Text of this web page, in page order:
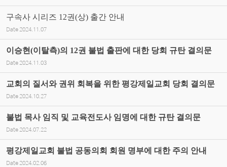
구속사 시리즈 12권(상) 출간 안내
Date 2024.11.07
이승현(이탈측)의 12권 불법 출판에 대한 당회 규탄 결의문
Date 2024.11.03
교회의 질서와 권위 회복을 위한 평강제일교회 당회 결의문
Date 2024.10.27
불법 목사 임직 및 교육전도사 임명에 대한 규탄 결의문
Date 2024.07.22
평강제일교회 불법 공동의회 회원 명부에 대한 주의 안내
Date 2024.02.06